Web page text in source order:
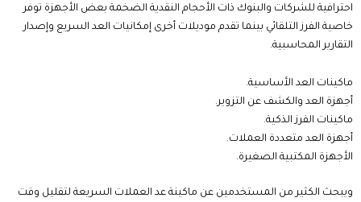
احترافية للشركات والبنوك ذات الأحجام النقدية الضخمة بعض الأجهزة توفر
خاصية الفرز التلقائي بينما تقدم موديلات أخرى إمكانيات العد السريع وإصدار
التقارير المحاسبية.
ماكينات العد الأساسية.
أجهزة العد والكشف عن التزوير.
ماكينات الفرز الذكية.
أجهزة العد متعددة العملات.
الأجهزة المكتبية الصغيرة.
ويبحث الكثير من المستخدمين عن ماكينة عد العملات السريعة لتقليل وقت